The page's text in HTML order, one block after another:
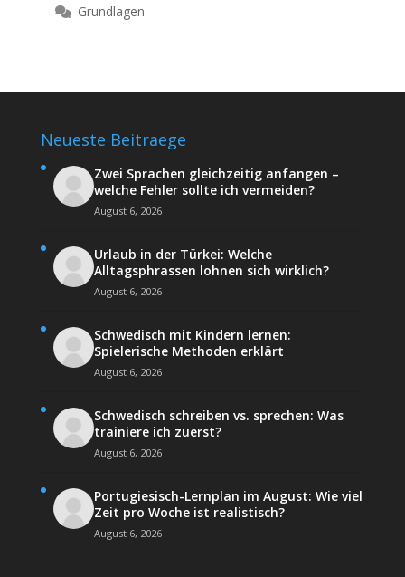
Grundlagen
Neueste Beitraege
Zwei Sprachen gleichzeitig anfangen –
welche Fehler sollte ich vermeiden?
August 6, 2026
Urlaub in der Türkei: Welche
Alltagsphrassen lohnen sich wirklich?
August 6, 2026
Schwedisch mit Kindern lernen:
Spielerische Methoden erklärt
August 6, 2026
Schwedisch schreiben vs. sprechen: Was
trainiere ich zuerst?
August 6, 2026
Portugiesisch-Lernplan im August: Wie viel
Zeit pro Woche ist realistisch?
August 6, 2026